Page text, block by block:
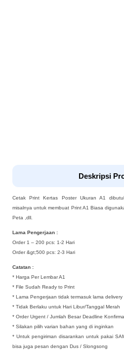
Deskripsi
Cetak Print Kertas Poster Ukuran A1
misalnya untuk membuat Print A1 Biasa
Peta ,dll.
Lama Pengerjaan :
Order 1 – 200 pcs: 1-2 Hari
Order &gt;500 pcs: 2-3 Hari
Catatan :
* Harga Per Lembar A1
* File Sudah Ready to Print
* Lama Pengerjaan tidak termasuk lama delivery
* Tidak Berlaku untuk Hari Libur/Tanggal Merah
* Order Urgent / Jumlah Besar Deadline
* Silakan pilih varian bahan yang di inginkan
* Untuk pengiriman disarankan untuk pakai
bisa juga pesan dengan Dus / Slongsong